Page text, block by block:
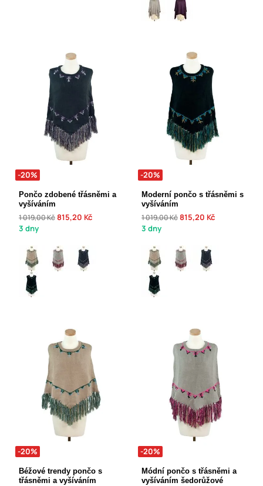
-20%
Pončo zdobené třásněmi a
vyšíváním
1 019,00 Kč815,20 Kč
3 dny
-20%
Moderní pončo s třásněmi s
vyšíváním
1 019,00 Kč815,20 Kč
3 dny
-20%
Béžové trendy pončo s
třásněmi a vyšíváním
-20%
Módní pončo s třásněmi a
vyšíváním šedorůžové